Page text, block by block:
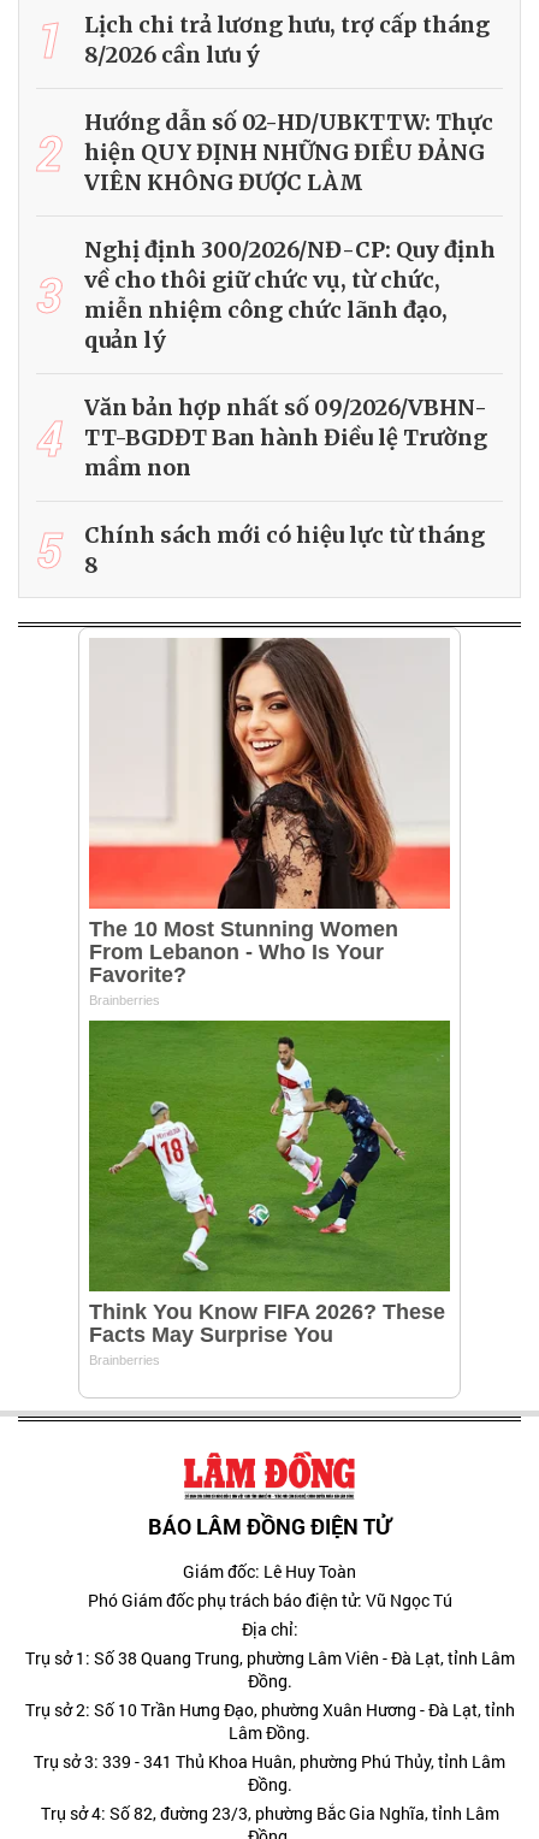
1
Lịch chi trả lương hưu, trợ cấp tháng
8/2026 cần lưu ý
2
Hướng dẫn số 02-HD/UBKTTW: Thực
hiện QUY ĐỊNH NHỮNG ĐIỀU ĐẢNG
VIÊN KHÔNG ĐƯỢC LÀM
3
Nghị định 300/2026/NĐ-CP: Quy định
về cho thôi giữ chức vụ, từ chức,
miễn nhiệm công chức lãnh đạo,
quản lý
4
Văn bản hợp nhất số 09/2026/VBHN-
TT-BGDĐT Ban hành Điều lệ Trường
mầm non
5
Chính sách mới có hiệu lực từ tháng
8
BÁO LÂM ĐỒNG ĐIỆN TỬ
Giám đốc: Lê Huy Toàn
Phó Giám đốc phụ trách báo điện tử: Vũ Ngọc Tú
Địa chỉ:
Trụ sở 1: Số 38 Quang Trung, phường Lâm Viên - Đà Lạt, tỉnh Lâm
Đồng.
Trụ sở 2: Số 10 Trần Hưng Đạo, phường Xuân Hương - Đà Lạt, tỉnh
Lâm Đồng.
Trụ sở 3: 339 - 341 Thủ Khoa Huân, phường Phú Thủy, tỉnh Lâm
Đồng.
Trụ sở 4: Số 82, đường 23/3, phường Bắc Gia Nghĩa, tỉnh Lâm